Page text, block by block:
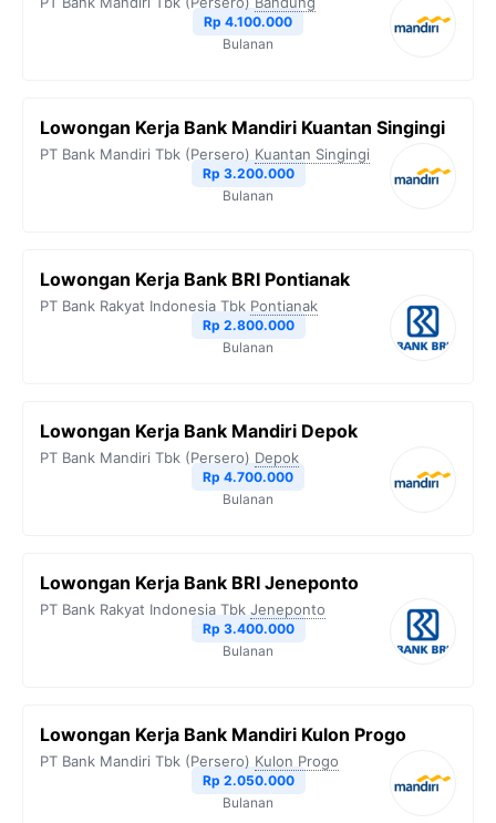
Rp 4.100.000
Bulanan
Lowongan Kerja Bank Mandiri Kuantan Singingi
PT Bank Mandiri Tbk (Persero) Kuantan Singingi
Rp 3.200.000
Bulanan
Lowongan Kerja Bank BRI Pontianak
PT Bank Rakyat Indonesia Tbk Pontianak
Rp 2.800.000
Bulanan
Lowongan Kerja Bank Mandiri Depok
PT Bank Mandiri Tbk (Persero) Depok
Rp 4.700.000
Bulanan
Lowongan Kerja Bank BRI Jeneponto
PT Bank Rakyat Indonesia Tbk Jeneponto
Rp 3.400.000
Bulanan
Lowongan Kerja Bank Mandiri Kulon Progo
PT Bank Mandiri Tbk (Persero) Kulon Progo
Rp 2.050.000
Bulanan